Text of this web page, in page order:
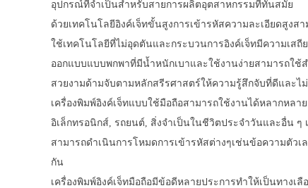
อุปกรณ์ที่จำเป็นสำหรับสายการผลิตอุตสาหกรรมที่ทันสมัย
ด้วยเทคโนโลยีอิงค์เจ็ทขั้นสูงการเข้ารหัสความละเอียดสูง
ใช้เทคโนโลยีที่ไม่อุดตันและกระบวนการอิงค์เจ็ทมีความเส
ออกแบบแบบพกพาที่มีน้ำหนักเบาและใช้งานง่ายสามารถใ
สวยงามด้ามจับตามหลักสรีรศาสตร์ให้ความรู้สึกจับที่ดีและ
เครื่องพิมพ์อิงค์เจ็ทแบบใช้มือถือสามารถใช้งานได้หลากหล
อิเล็กทรอนิกส์, รถยนต์, สิ่งจำเป็นในชีวิตประจำวันและอื่น
สามารถดำเนินการโหมดการเข้ารหัสต่างๆเช่นข้อความตัว
กัน
เครื่องพิมพ์อิงค์เจ็ทมือถือมีข้อดีหลายประการทำให้เป็นทาง